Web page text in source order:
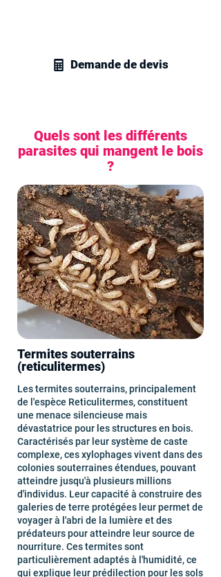
Demande de devis
Quels sont les différents
parasites qui mangent le bois
?
Termites souterrains
(reticulitermes)
Les termites souterrains, principalement
de l'espèce Reticulitermes, constituent
une menace silencieuse mais
dévastatrice pour les structures en bois.
Caractérisés par leur système de caste
complexe, ces xylophages vivent dans des
colonies souterraines étendues, pouvant
atteindre jusqu'à plusieurs millions
d'individus. Leur capacité à construire des
galeries de terre protégées leur permet de
voyager à l'abri de la lumière et des
prédateurs pour atteindre leur source de
nourriture. Ces termites sont
particulièrement adaptés à l'humidité, ce
qui explique leur prédilection pour les sols